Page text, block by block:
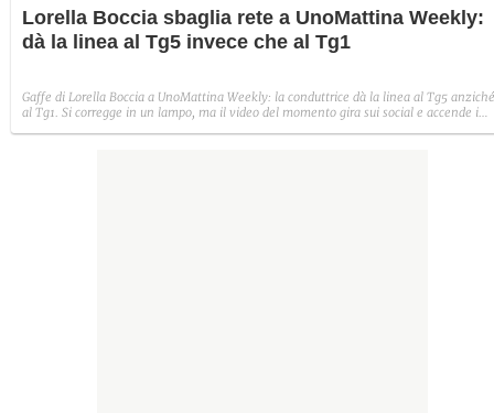
Lorella Boccia sbaglia rete a UnoMattina Weekly:
dà la linea al Tg5 invece che al Tg1
Gaffe di Lorella Boccia a UnoMattina Weekly: la conduttrice dà la linea al Tg5 anziché
al Tg1. Si corregge in un lampo, ma il video del momento gira sui social e accende i